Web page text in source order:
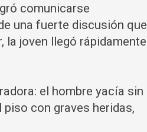
comunicarse
una fuerte discusión que
la joven llegó rápidamente
el hombre yacía sin
con graves heridas,